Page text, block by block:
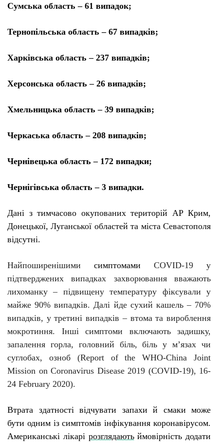
Сумська область – 61 випадок;
Тернопільська область – 67 випадків;
Харківська область – 237 випадків;
Херсонська область – 26 випадків;
Хмельницька область – 39 випадків;
Черкаська область – 208 випадків;
Чернівецька область – 172 випадки;
Чернігівська область – 3 випадки.
Дані з тимчасово окупованих територій АР Крим,
Донецької, Луганської областей та міста Севастополя
відсутні.
Найпоширенішими симптомами COVID-19 у
підтверджених випадках захворювання вважають
лихоманку – підвищену температуру фіксували у
майже 90% випадків. Далі йде сухий кашель – 70%
випадків, у третині випадків – втома та вироблення
мокротиння. Інші симптоми включають задишку,
запалення горла, головний біль, біль у м’язах чи
суглобах, озноб (Report of the WHO-China Joint
Mission on Coronavirus Disease 2019 (COVID-19), 16-
24 February 2020).
Втрата здатності відчувати запахи й смаки може
бути одним із симптомів інфікування коронавірусом.
Американські лікарі розглядають ймовірність додати